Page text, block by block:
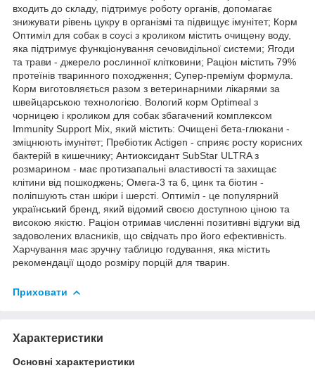
входить до складу, підтримує роботу органів, допомагає
знижувати рівень цукру в організмі та підвищує імунітет; Корм
Оптиміл для собак в соусі з кроликом містить очищену воду,
яка підтримує функціонування сечовидільної системи; Ягоди
та трави - джерело рослинної клітковини; Раціон містить 79%
протеїнів тваринного походження; Супер-преміум формула.
Корм виготовляється разом з ветеринарними лікарями за
швейцарською технологією. Вологий корм Optimeal з
чорницею і кроликом для собак збагачений комплексом
Immunity Support Mix, який містить: Очищені бета-глюкани -
зміцнюють імунітет; Пребіотик Actigen - сприяє росту корисних
бактерій в кишечнику; Антиоксидант SubStar ULTRA з
розмарином - має протизапальні властивості та захищає
клітини від пошкоджень; Омега-3 та 6, цинк та біотин -
поліпшують стан шкіри і шерсті. Оптиміл - це популярний
український бренд, який відомий своєю доступною ціною та
високою якістю. Раціон отримав численні позитивні відгуки від
задоволених власників, що свідчать про його ефективність.
Харчування має зручну таблицю годування, яка містить
рекомендації щодо розміру порцій для тварин.
Приховати
Характеристики
Основні характеристики